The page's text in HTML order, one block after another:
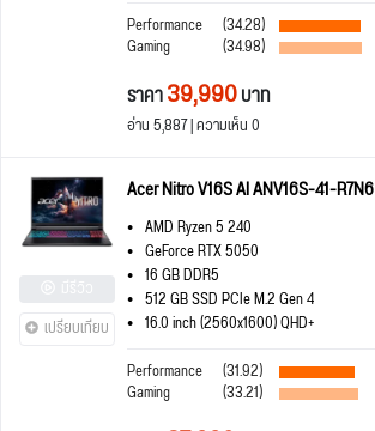
Performance
(34.28)
Gaming (34.98)
ราคา39,990บาท
อ่าน 5,887 | ความเห็น 0
เปรียบเทียบ
Acer Nitro V16S AI ANV16S-41-R7N6
AMD Ryzen 5 240
GeForce RTX 5050
16 GB DDR5
512 GB SSD PCIe M.2 Gen 4
16.0 inch (2560x1600) QHD+
Performance
(31.92)
Gaming (33.21)